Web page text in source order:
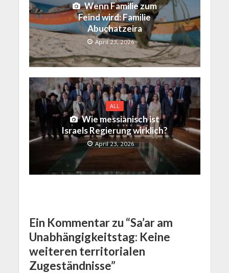
Wenn Familie zum
Feind wird: Familie
Abuchatzeira
April 23, 2026
ALL
Wie messianisch ist
Israels Regierung wirklich?
April 23, 2026
Ein Kommentar zu “Sa’ar am
Unabhängigkeitstag: Keine
weiteren territorialen
Zugeständnisse”